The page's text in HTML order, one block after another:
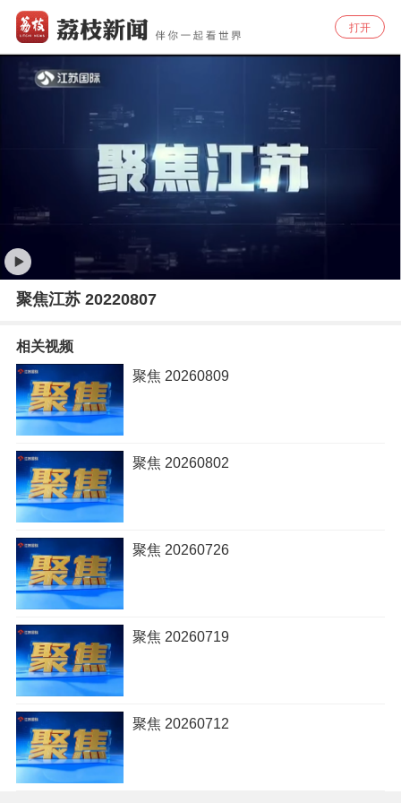
打开
聚焦江苏 20220807
相关视频
聚焦 20260809
聚焦 20260802
聚焦 20260726
聚焦 20260719
聚焦 20260712